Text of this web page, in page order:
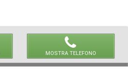
MOSTRA TELEFONO